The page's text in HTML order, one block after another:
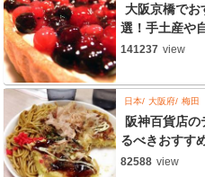
大阪京橋で
選！手土産や
141237 view
日本 大阪府 梅田
阪神百貨店の
るべきおすす
82588 view